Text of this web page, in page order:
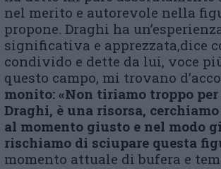
nel merito e autorevole nella
propone. Draghi ha
significativa e apprezzata,dice
condivido e dette da lui, voce
questo campo, mi trovano
monito: «Non tiriamo troppo
Draghi, è una risorsa,
al momento giusto e nel modo
rischiamo di sciupare questa
momento attuale di bufera e